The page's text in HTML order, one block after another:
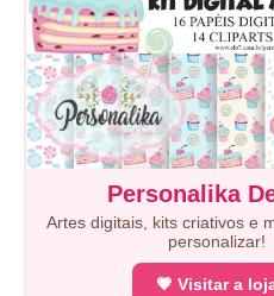
Personalika
Artes digitais, kits criativos e
personalizar!
💗 Visitar a